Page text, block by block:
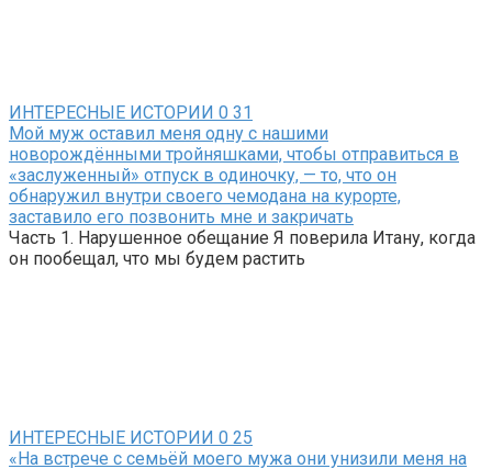
ИНТЕРЕСНЫЕ ИСТОРИИ 0 31
Мой муж оставил меня одну с нашими
новорождёнными тройняшками, чтобы отправиться в
«заслуженный» отпуск в одиночку, — то, что он
обнаружил внутри своего чемодана на курорте,
заставило его позвонить мне и закричать
Часть 1. Нарушенное обещание Я поверила Итану, когда
он пообещал, что мы будем растить
ИНТЕРЕСНЫЕ ИСТОРИИ 0 25
«На встрече с семьёй моего мужа они унизили меня на